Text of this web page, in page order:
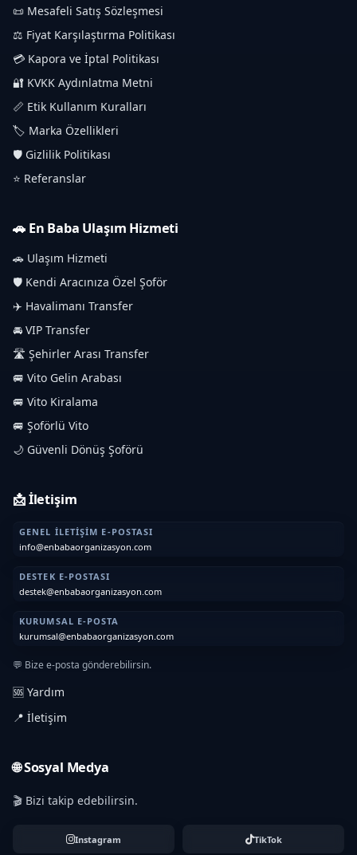
📜 Mesafeli Satış Sözleşmesi
⚖️ Fiyat Karşılaştırma Politikası
💳 Kapora ve İptal Politikası
🔐 KVKK Aydınlatma Metni
📏 Etik Kullanım Kuralları
🏷️ Marka Özellikleri
🛡️ Gizlilik Politikası
⭐ Referanslar
🚗 En Baba Ulaşım Hizmeti
🚗 Ulaşım Hizmeti
🛡️ Kendi Aracınıza Özel Şoför
✈️ Havalimanı Transfer
🚘 VIP Transfer
🛣️ Şehirler Arası Transfer
🚐 Vito Gelin Arabası
🚐 Vito Kiralama
🚐 Şoförlü Vito
🌙 Güvenli Dönüş Şoförü
📩 İletişim
GENEL İLETIŞIM E-POSTASI
info@enbabaorganizasyon.com
DESTEK E-POSTASI
destek@enbabaorganizasyon.com
KURUMSAL E-POSTA
kurumsal@enbabaorganizasyon.com
💬 Bize e-posta gönderebilirsin.
🆘 Yardım
📍 İletişim
🌐 Sosyal Medya
🎬 Bizi takip edebilirsin.
Instagram TikTok